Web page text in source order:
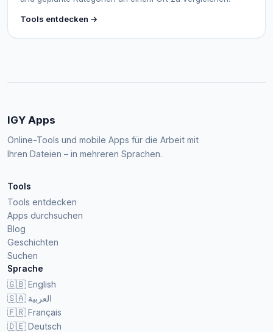
Tools entdecken →
IGY Apps
Online-Tools und mobile Apps für die Arbeit mit
Ihren Dateien – in mehreren Sprachen.
Tools
Tools entdecken
Apps durchsuchen
Blog
Geschichten
Suchen
Sprache
🇬🇧 English
🇸🇦 العربية
🇫🇷 Français
🇩🇪 Deutsch